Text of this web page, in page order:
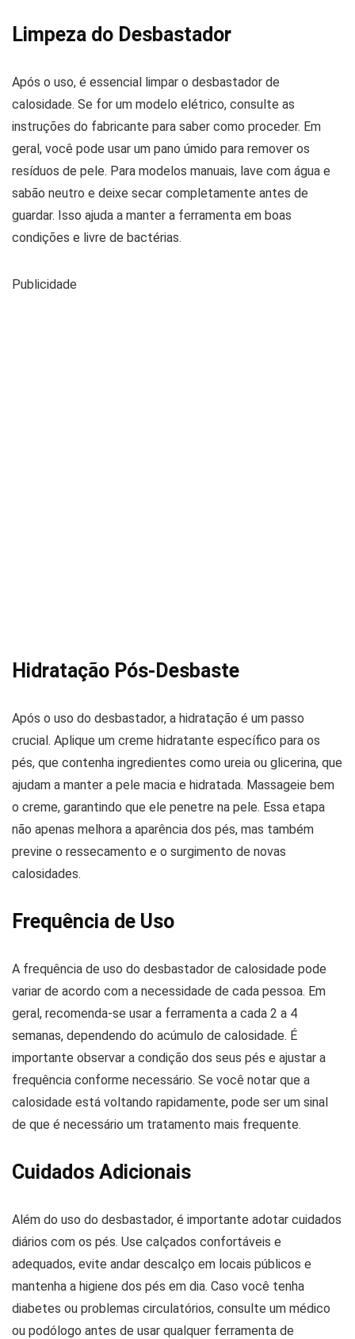
Limpeza do Desbastador
Após o uso, é essencial limpar o desbastador de
calosidade. Se for um modelo elétrico, consulte as
instruções do fabricante para saber como proceder. Em
geral, você pode usar um pano úmido para remover os
resíduos de pele. Para modelos manuais, lave com água e
sabão neutro e deixe secar completamente antes de
guardar. Isso ajuda a manter a ferramenta em boas
condições e livre de bactérias.
Publicidade
Hidratação Pós-Desbaste
Após o uso do desbastador, a hidratação é um passo
crucial. Aplique um creme hidratante específico para os
pés, que contenha ingredientes como ureia ou glicerina, que
ajudam a manter a pele macia e hidratada. Massageie bem
o creme, garantindo que ele penetre na pele. Essa etapa
não apenas melhora a aparência dos pés, mas também
previne o ressecamento e o surgimento de novas
calosidades.
Frequência de Uso
A frequência de uso do desbastador de calosidade pode
variar de acordo com a necessidade de cada pessoa. Em
geral, recomenda-se usar a ferramenta a cada 2 a 4
semanas, dependendo do acúmulo de calosidade. É
importante observar a condição dos seus pés e ajustar a
frequência conforme necessário. Se você notar que a
calosidade está voltando rapidamente, pode ser um sinal
de que é necessário um tratamento mais frequente.
Cuidados Adicionais
Além do uso do desbastador, é importante adotar cuidados
diários com os pés. Use calçados confortáveis e
adequados, evite andar descalço em locais públicos e
mantenha a higiene dos pés em dia. Caso você tenha
diabetes ou problemas circulatórios, consulte um médico
ou podólogo antes de usar qualquer ferramenta de